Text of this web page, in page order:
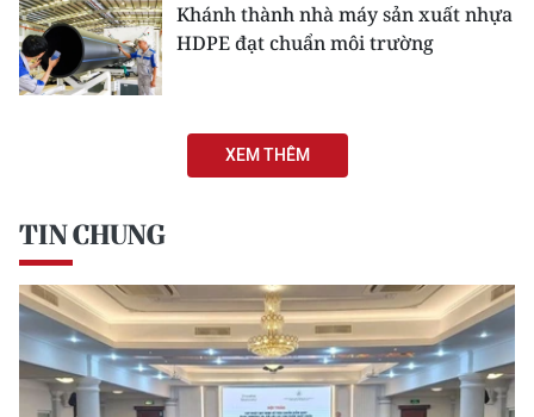
Khánh thành nhà máy sản xuất nhựa
HDPE đạt chuẩn môi trường
XEM THÊM
TIN CHUNG